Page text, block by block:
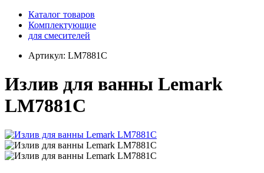
Каталог товаров
Комплектующие
для смесителей
Артикул: LM7881C
Излив для ванны Lemark
LM7881C